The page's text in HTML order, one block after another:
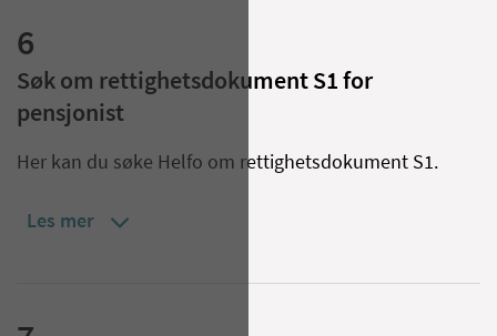
6
Søk om rettighetsdokument S1 for
pensjonist
Her kan du søke Helfo om rettighetsdokument S1.
Les mer